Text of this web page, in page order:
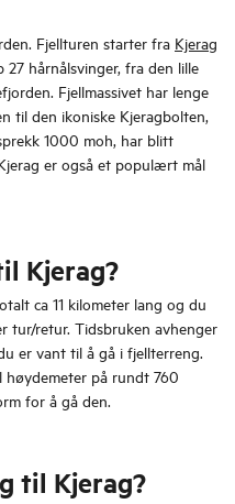
Fjellturen starter fra Kjerag
hårnålsvinger, fra den lille
Fjellmassivet har lenge
til den ikoniske Kjeragbolten,
1000 moh, har blitt
er også et populært mål
Kjerag?
ca 11 kilometer lang og du
tur/retur. Tidsbruken avhenger
er vant til å gå i fjellterreng.
på rundt 760
for å gå den.
til Kjerag?